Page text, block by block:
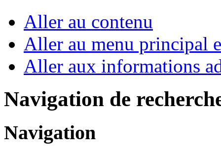
Aller au contenu
Aller au menu principal
Aller aux informations
Navigation de
Navigation